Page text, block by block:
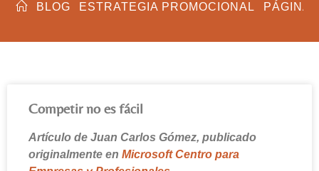
BLOG ESTRATEGIA PROMOCIONAL PÁGINA
Competir no es fácil
Artículo de Juan Carlos Gómez, publicado
originalmente en Microsoft Centro para